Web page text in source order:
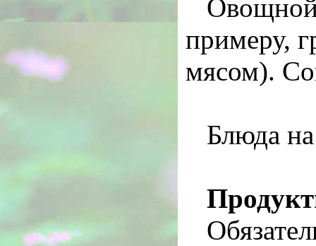
Овощной
примеру,
мясом).
Блюда